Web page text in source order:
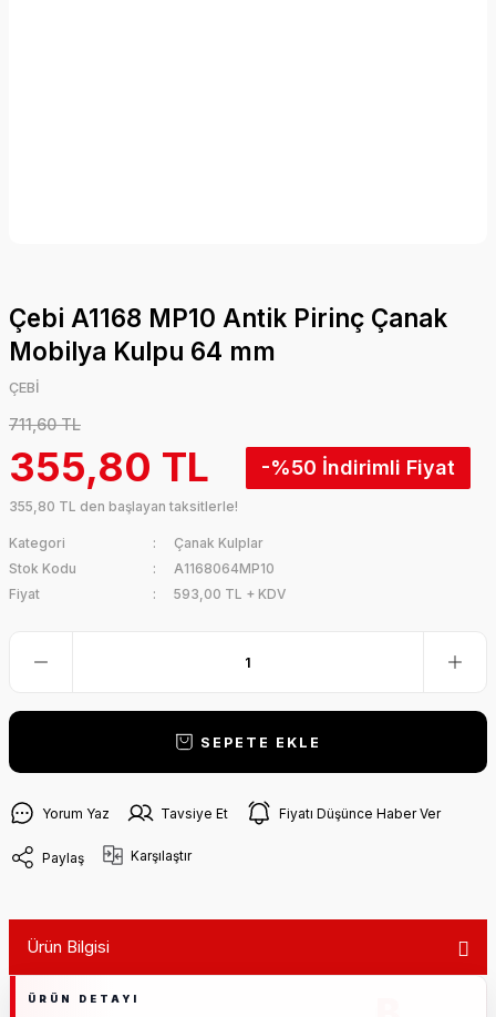
Çebi A1168 MP10 Antik Pirinç Çanak
Mobilya Kulpu 64 mm
ÇEBİ
711,60 TL
355,80 TL -%50
355,80 TL den başlayan taksitlerle!
Kategori
Çanak Kulplar
Stok Kodu
A1168064MP10
Fiyat
593,00 TL + KDV
SEPETE EKLE
Yorum Yaz Tavsiye Et Fiyatı Düşünce Haber Ver
Paylaş Karşılaştır
Ürün Bilgisi